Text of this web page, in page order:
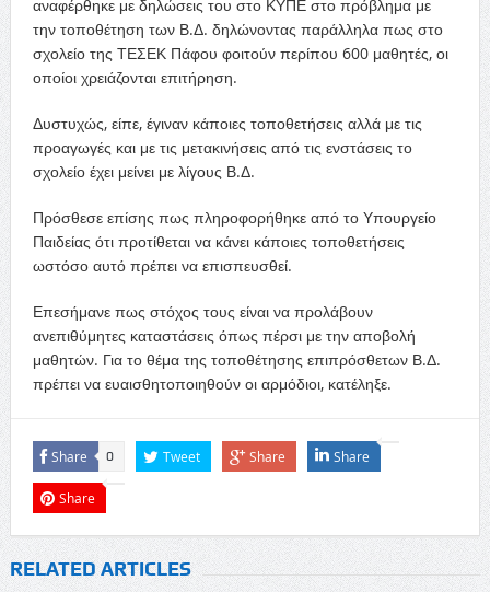
αναφέρθηκε με δηλώσεις του στο ΚΥΠΕ στο πρόβλημα με
την τοποθέτηση των Β.Δ. δηλώνοντας παράλληλα πως στο
σχολείο της ΤΕΣΕΚ Πάφου φοιτούν περίπου 600 μαθητές, οι
οποίοι χρειάζονται επιτήρηση.
Δυστυχώς, είπε, έγιναν κάποιες τοποθετήσεις αλλά με τις
προαγωγές και με τις μετακινήσεις από τις ενστάσεις το
σχολείο έχει μείνει με λίγους Β.Δ.
Πρόσθεσε επίσης πως πληροφορήθηκε από το Υπουργείο
Παιδείας ότι προτίθεται να κάνει κάποιες τοποθετήσεις
ωστόσο αυτό πρέπει να επισπευσθεί.
Επεσήμανε πως στόχος τους είναι να προλάβουν
ανεπιθύμητες καταστάσεις όπως πέρσι με την αποβολή
μαθητών. Για το θέμα της τοποθέτησης επιπρόσθετων Β.Δ.
πρέπει να ευαισθητοποιηθούν οι αρμόδιοι, κατέληξε.
Share 0 Tweet Share Share
Share
RELATED ARTICLES